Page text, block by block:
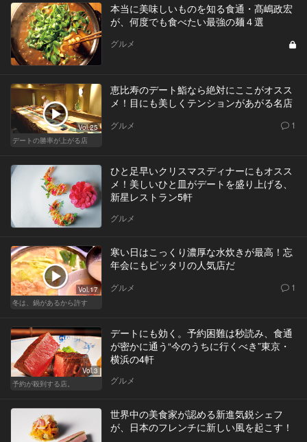
本当に美味しいものを知る食通・髙嶋政宏
が、何度でも食べたい最強の麺４選
グルメ
Vol.25
デートの勝率が上がる店
恵比寿のデート鮨なら絶対にここがオスス
メ！目にも美しくテンションがあがる名店
グルメ 1
ひと足早いクリスマスディナーにもオスス
メ！美しいひと皿がデートを盛り上げる、
新星レストラン5軒
グルメ
Vol.17
冬は、鍋があるから許す
寒い日はこっくり濃厚な水炊きが最高！忘
年会にもピッタリの人気店だ
グルメ 1
Vol.3
予約が殺到する店。
デートにも効く。予約困難は秒読み、食通
が密かに通う“今のうちに行くべき”東京・
横浜の4軒
グルメ
世界中の美食家が認める新進気鋭シェフ
が、日本のフレンチに新しい風を起こす！